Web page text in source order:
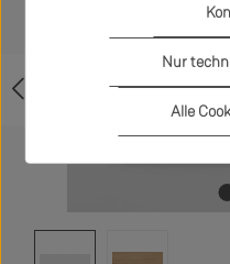
Nur
Alle